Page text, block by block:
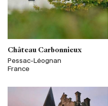
Château Carbonnieux
Pessac-Léognan
France